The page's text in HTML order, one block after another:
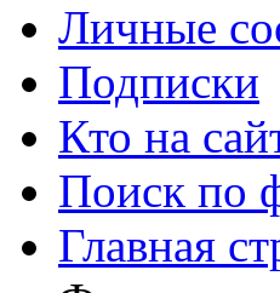
Личные
Подписки
Кто на
Поиск по
Главная